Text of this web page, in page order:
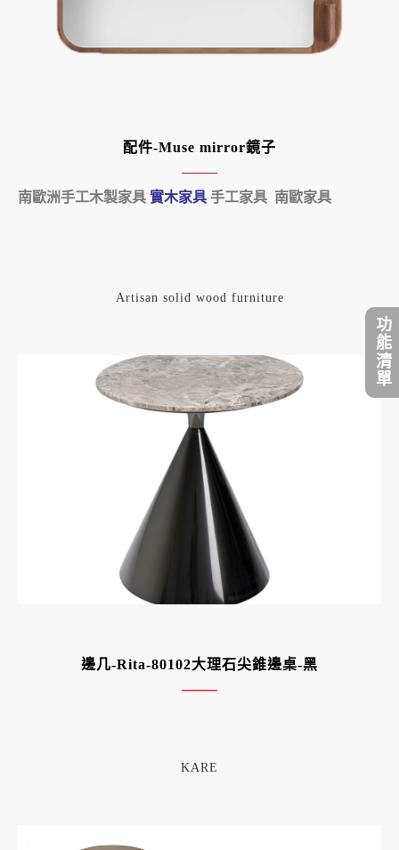
配件-Muse mirror鏡子
南歐洲手工木製家具 實木家具 手工家具 南歐家具
Artisan solid wood furniture
邊几-Rita-80102大理石尖錐邊桌-黑
KARE
功能清單